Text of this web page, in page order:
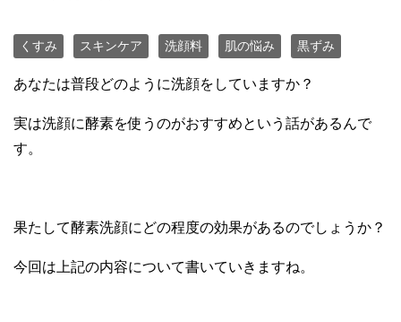
くすみ スキンケア 洗顔料 肌の悩み 黒ずみ
あなたは普段どのように洗顔をしていますか？
実は洗顔に酵素を使うのがおすすめという話があるんで
す。
果たして酵素洗顔にどの程度の効果があるのでしょうか？
今回は上記の内容について書いていきますね。